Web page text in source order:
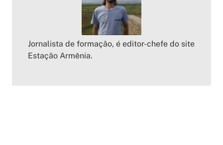
Jornalista de formação, é editor-chefe do site
Estação Armênia.